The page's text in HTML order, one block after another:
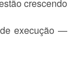
crescendo
execução —